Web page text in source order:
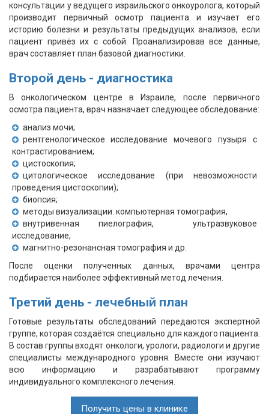
консультации у ведущего израильского онкоуролога, который
производит первичный осмотр пациента и изучает его
историю болезни и результаты предыдущих анализов, если
пациент привёз их с собой. Проанализировав все данные,
врач составляет план базовой диагностики.
Второй день - диагностика
В онкологическом центре в Израиле, после первичного
осмотра пациента, врач назначает следующее обследование:
анализ мочи;
рентгенологическое исследование мочевого пузыря с
контрастированием;
цистоскопия;
цитологическое исследование (при невозможности
проведения цистоскопии);
биопсия;
методы визуализации: компьютерная томография,
внутривенная пиелография, ультразвуковое
исследование,
магнитно-резонансная томография и др.
После оценки полученных данных, врачами центра
подбирается наиболее эффективный метод лечения.
Третий день - лечебный план
Готовые результаты обследований передаются экспертной
группе, которая создаётся специально для каждого пациента.
В состав группы входят онкологи, урологи, радиологи и другие
специалисты международного уровня. Вместе они изучают
всю информацию и разрабатывают программу
индивидуального комплексного лечения.
Получить цены в клинике